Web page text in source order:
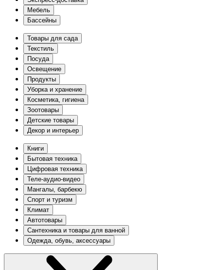
Мебель
Бассейны
Товары для сада
Текстиль
Посуда
Освещение
Продукты
Уборка и хранение
Косметика, гигиена
Зоотовары
Детские товары
Декор и интерьер
Книги
Бытовая техника
Цифровая техника
Теле-аудио-видео
Мангалы, барбекю
Спорт и туризм
Климат
Автотовары
Сантехника и товары для ванной
Одежда, обувь, аксессуары